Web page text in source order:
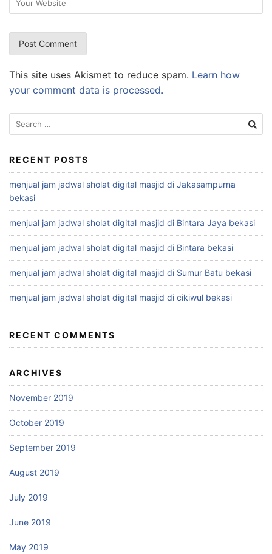
This site uses Akismet to reduce spam. Learn how
your comment data is processed.
Search
for:
RECENT POSTS
menjual jam jadwal sholat digital masjid di Jakasampurna
bekasi
menjual jam jadwal sholat digital masjid di Bintara Jaya bekasi
menjual jam jadwal sholat digital masjid di Bintara bekasi
menjual jam jadwal sholat digital masjid di Sumur Batu bekasi
menjual jam jadwal sholat digital masjid di cikiwul bekasi
RECENT COMMENTS
ARCHIVES
November 2019
October 2019
September 2019
August 2019
July 2019
June 2019
May 2019